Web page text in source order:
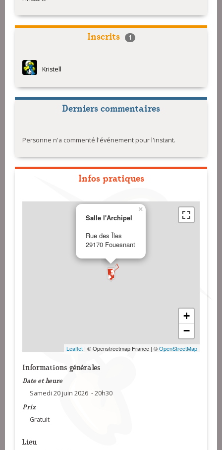
Inscrits 1
Kristell
Derniers commentaires
Personne n'a commenté l'événement pour l'instant.
Infos pratiques
Salle l'Archipel
Rue des Îles
29170 Fouesnant
×
+
−
Leaflet | © Openstreetmap France | ©OpenStreetMap
Informations générales
Date et heure
Samedi 20 juin 2026 - 20h30
Prix
Gratuit
Lieu